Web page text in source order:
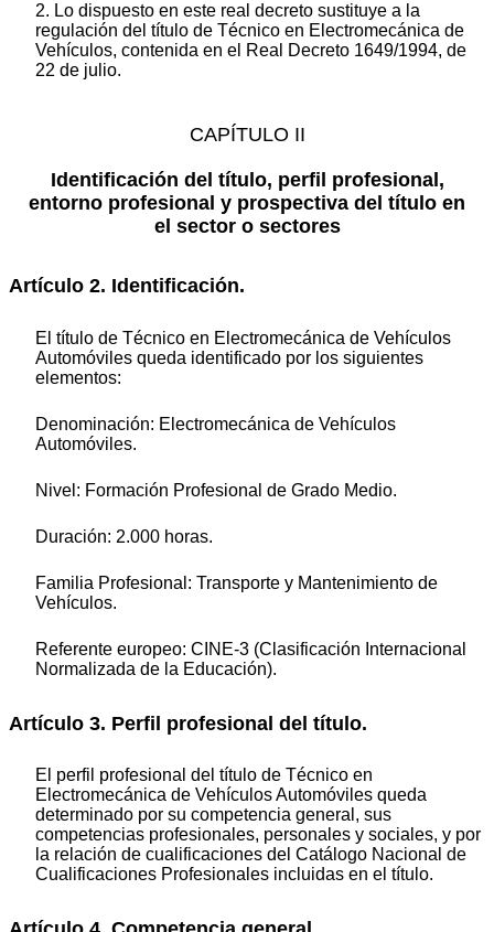
2. Lo dispuesto en este real decreto sustituye a la
regulación del título de Técnico en Electromecánica de
Vehículos, contenida en el Real Decreto 1649/1994, de
22 de julio.
CAPÍTULO II
Identificación del título, perfil profesional,
entorno profesional y prospectiva del título en
el sector o sectores
Artículo 2. Identificación.
El título de Técnico en Electromecánica de Vehículos
Automóviles queda identificado por los siguientes
elementos:
Denominación: Electromecánica de Vehículos
Automóviles.
Nivel: Formación Profesional de Grado Medio.
Duración: 2.000 horas.
Familia Profesional: Transporte y Mantenimiento de
Vehículos.
Referente europeo: CINE-3 (Clasificación Internacional
Normalizada de la Educación).
Artículo 3. Perfil profesional del título.
El perfil profesional del título de Técnico en
Electromecánica de Vehículos Automóviles queda
determinado por su competencia general, sus
competencias profesionales, personales y sociales, y por
la relación de cualificaciones del Catálogo Nacional de
Cualificaciones Profesionales incluidas en el título.